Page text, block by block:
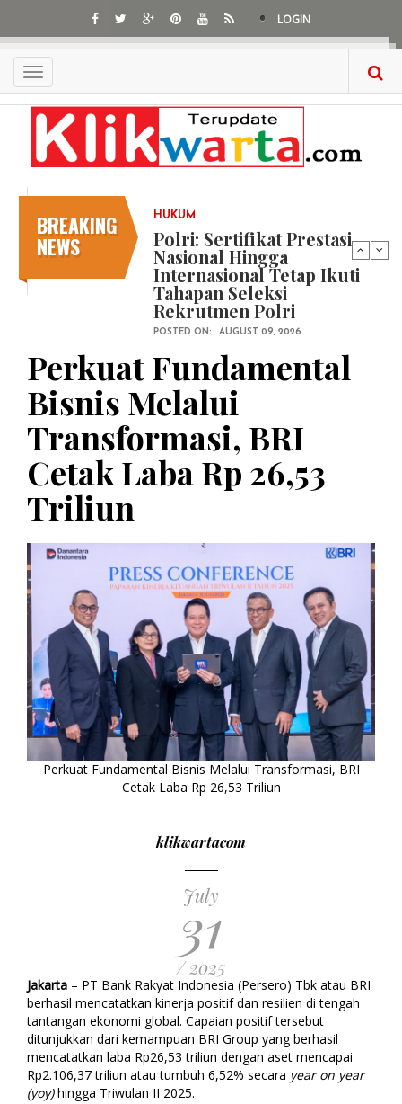
main
content
LOGIN
Toggle
navigation
BREAKING
NEWS
HUKUM
Polri: Sertifikat Prestasi
Nasional Hingga
Internasional Tetap Ikuti
Tahapan Seleksi
Rekrutmen Polri
POSTED ON: AUGUST 09, 2026
Perkuat Fundamental
Bisnis Melalui
Transformasi, BRI
Cetak Laba Rp 26,53
Triliun
Perkuat Fundamental Bisnis Melalui Transformasi, BRI
Cetak Laba Rp 26,53 Triliun
klikwartacom
July
31
/ 2025
Jakarta – PT Bank Rakyat Indonesia (Persero) Tbk atau BRI
berhasil mencatatkan kinerja positif dan resilien di tengah
tantangan ekonomi global. Capaian positif tersebut
ditunjukkan dari kemampuan BRI Group yang berhasil
mencatatkan laba Rp26,53 triliun dengan aset mencapai
Rp2.106,37 triliun atau tumbuh 6,52% secara year on year
(yoy)hingga Triwulan II 2025.